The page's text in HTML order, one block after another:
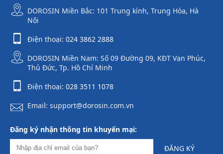
DOROSIN Miền Bắc: 101 Trung kính, Trung Hòa, Hà
Nội
Điện thoại: 024 3862 2888
DOROSIN Miền Nam: Số 09 Đường 09, KĐT Vạn Phúc,
Thủ Đức, Tp. Hồ Chí Minh
Điện thoại: 028 3511 1078
Email: support@dorosin.com.vn
Đăng ký nhận thông tin khuyến mại:
ĐĂNG KÝ